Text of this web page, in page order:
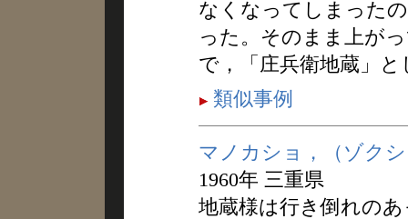
なくなってしまった
った。そのまま上が
で，「庄兵衛地蔵」
類似事例
マノカショ，（ゾク
1960年 三重県
地蔵様は行き倒れの